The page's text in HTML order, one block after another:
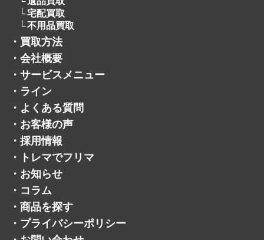
トレマでフリマ
お知らせ
・ コラム
・ 商品を探す
・ プライバシーポリシー
・ お問い合わせ
・
サイトマップ
・ 公式ジモティーアカウント
・ 公式メルカリショップ
・ 公式ヤフオクアカウント